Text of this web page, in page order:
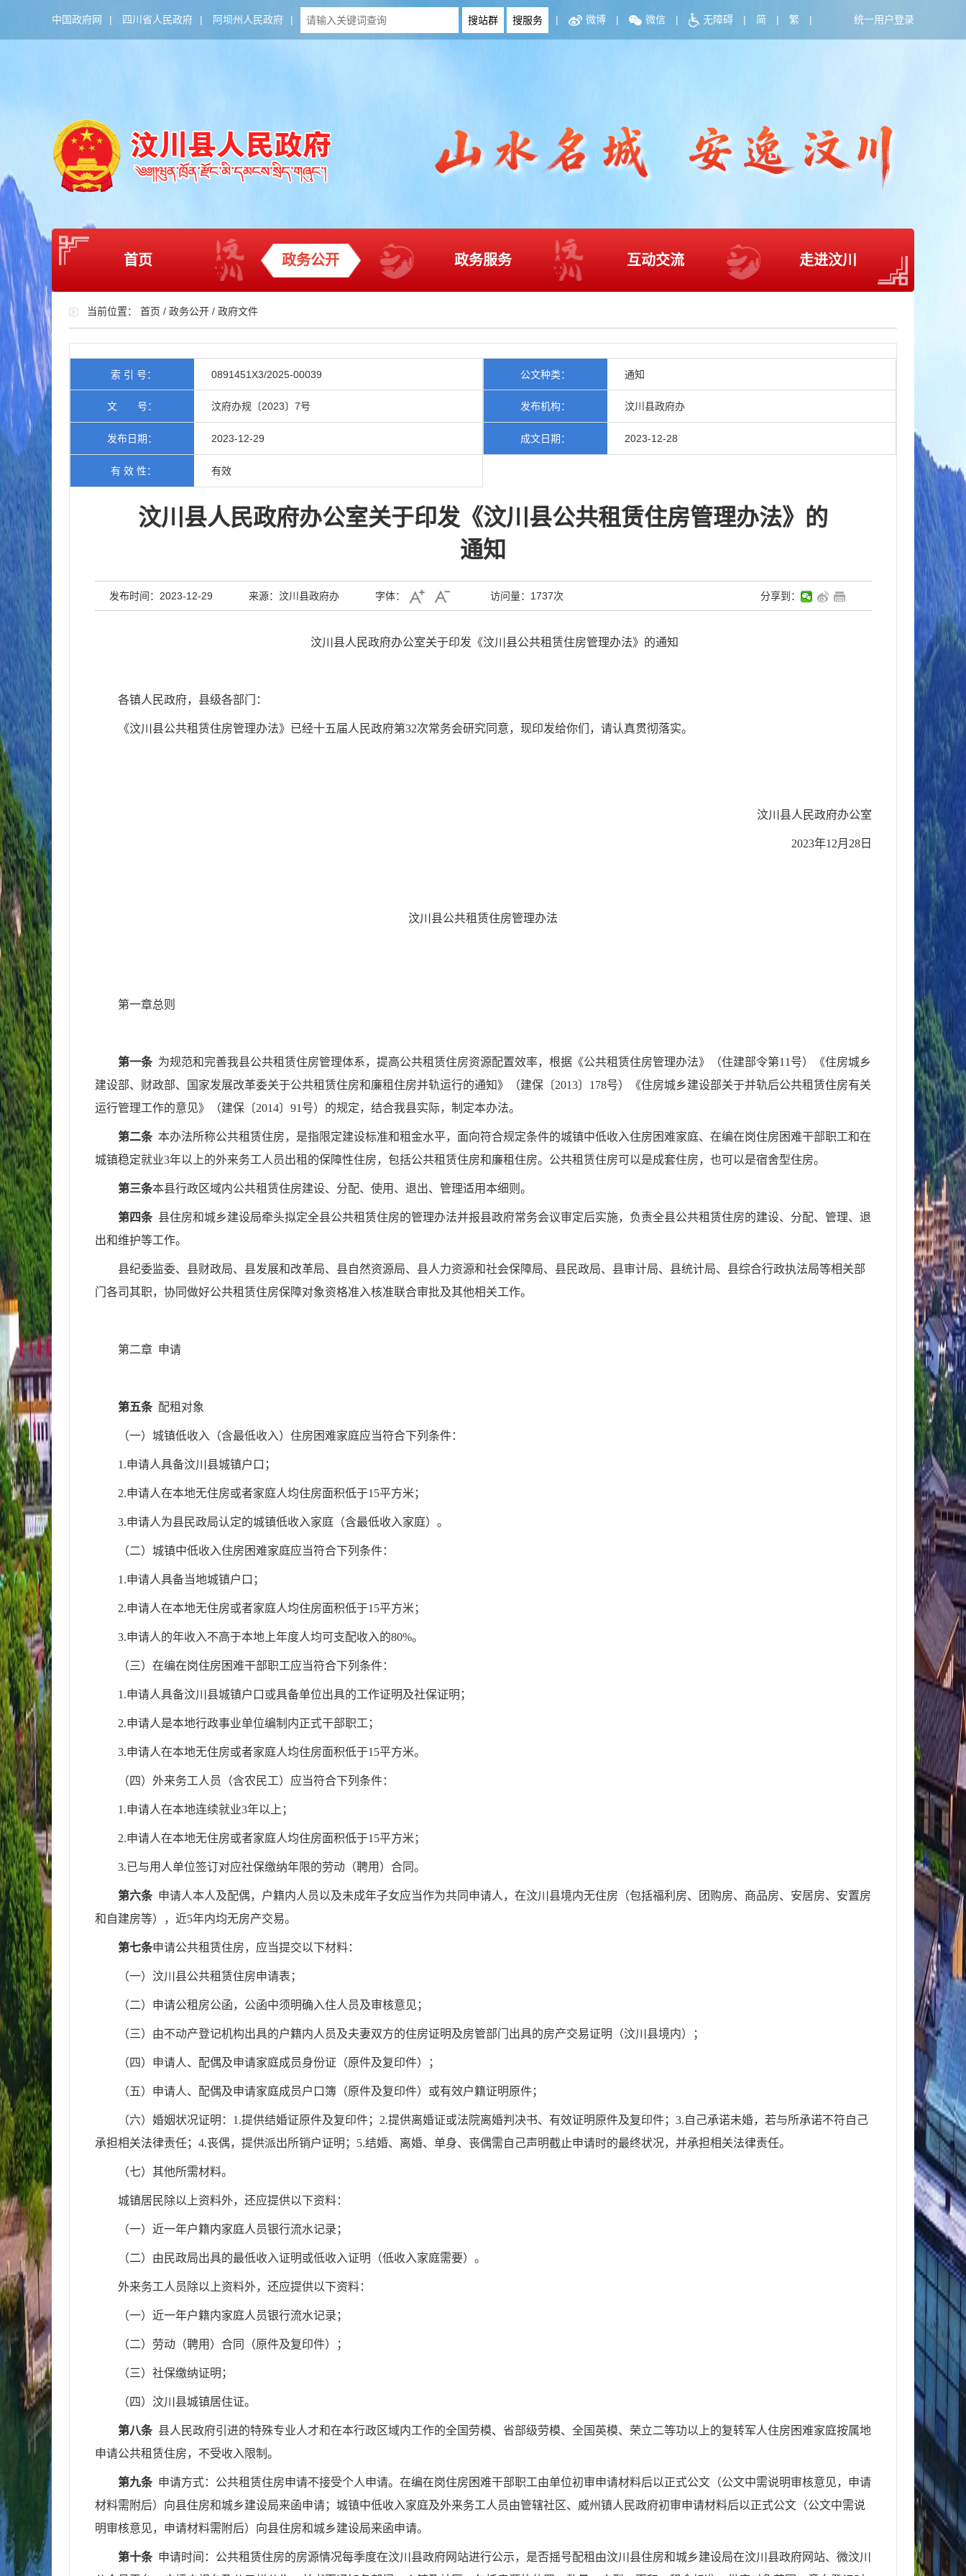
中国政府网 | 四川省人民政府 | 阿坝州人民政府 | | 微博 | 微信 | 无障碍 | 简 | 繁 | 统一用户登录
首页 政务公开 政务服务 互动交流 走进汶川
当前位置： 首页 / 政务公开 / 政府文件
索 引 号： 0891451X3/2025-00039 公文种类： 通知
文 号： 汶府办规〔2023〕7号 发布机构： 汶川县政府办
发布日期： 2023-12-29 成文日期： 2023-12-28
有 效 性： 有效
汶川县人民政府办公室关于印发《汶川县公共租赁住房管理办法》的
通知
发布时间：2023-12-29 来源：汶川县政府办 字体： 访问量： 1737次 分享到：
汶川县人民政府办公室关于印发《汶川县公共租赁住房管理办法》 的通知
各镇人民政府，县级各部门 ：
《汶川县公共租赁住房管理办法》 已经十五届人民政府第32次常务会研究同意，现印发给你们，请认真贯彻落实。
汶川县人民政府办公室
2023年12月 28日
汶川县公共租赁住房管理办法
第一章总则
第一条 为规范和完善我县公共租赁住房管理体系，提高公共租赁住房资源配置效率，根据《公共租赁住房管理办法》 （住建部令第11号）
《住房城乡
建设部、财政部、国家发展改革委关于公共租赁住房和廉租住房并轨运行的通知》（建保〔2013〕178号）《住房城乡建设部关于并轨后公共租赁住房有关
运行管理工作的意见》（建保〔2014〕91号）的规定，结合我县实际，制定本办法。
第二条 本办法所称公共租赁住房，是指限定建设标准和租金水平，面向符合规定条件的城镇中低收入住房困难家庭、 在编在岗住房困难干部职工和在
城镇稳定就业3年以上的外来务工人员出租的保障性住房， 包括公共租赁住房和廉租住房。公共租赁住房可以是成套住房，也可以是宿舍型住房。
第三条本县行政区域内公共租赁住房建设、 分配、使用、退出、管理适用本细则。
第四条 县住房和城乡建设局牵头拟定全县公共租赁住房的管理办法并报县政府常务会议审定后实施，负责全县公共租赁住房的建设、分配、管理、退
出和维护等工作。
县纪委监委、 县财政局、 县发展和改革局、县自然资源局、 县人力资源和社会保障局、 县民政局、 县审计局、 县统计局、 县综合行政执法局等相关部
门各司其职，协同做好公共租赁住房保障对象资格准入核准联合审批及其他相关工作。
第二章 申请
第五条 配租对象
（一）城镇低收入（含最低收入）住房困难家庭应当符合下列条件：
1.申请人具备汶川县城镇户口；
2.申请人在本地无住房或者家庭人均住房面积低于15平方米；
3.申请人为县民政局认定的城镇低收入家庭（含最低收入家庭）。
（二） 城镇中低收入住房困难家庭应当符合下列条件：
1.申请人具备当地城镇户口；
2.申请人在本地无住房或者家庭人均住房面积低于15平方米；
3.申请人的年收入不高于本地上年度人均可支配收入的80%。
（三） 在编在岗住房困难干部职工应当符合下列条件：
1.申请人具备汶川县城镇户口 或具备单位出具的工作证明及社保证明 ；
2.申请人是本地行政事业单位编制内正式干部职工 ；
3.申请人在本地无住房或者家庭人均住房面积低于15平方米。
（四）外来务工人员 （含农民工） 应当符合下列条件：
1.申请人在本地连续就业3年以上；
2.申请人在本地无住房或者家庭人均住房面积低于15平方米；
3.已与用人单位签订对应社保缴纳年限的劳动（聘用）合同。
第六条 申请人本人及配偶， 户籍内人员以及未成年子女应当作为共同申请人 ， 在汶川县境内无住房（包括福利房、团购房、商品房、安居房、安置房
和自建房等），近5年内均无房产交易。
第七条申请公共租赁住房，应当提交以下材料：
（一）汶川县公共租赁住房申请表；
（二）申请公租房公函， 公函中须明确入住人员及审核意见 ；
（三）由不动产登记机构出具的户籍内人员及夫妻双方的住房证明及房管部门出具的房产交易证明（汶川县境内）；
（四）申请人、配偶及申请家庭成员身份证（原件及复印件）；
（五）申请人、配偶及申请家庭成员户口簿（原件及复印件）或有效户籍证明原件；
（六）婚姻状况证明： 1.提供结婚证原件及复印件；2.提供离婚证或法 院离婚判决书、有效证明原件及复印件；3.自己承诺未婚， 若与所承诺不符自己
承担相关法律责任；4.丧偶， 提供派出所销户证明 ； 5.结婚、离婚、单身、丧偶需自己声明截止申请时的最终状况， 并承担相关法律责任。
（七） 其他所需材料。
城镇居民除以上资料外，还应提供以下资料：
（一） 近一年户籍内家庭人员银行流水记录；
（二） 由民政局出具的最低收入证明或低收入证明 （低收入家庭需要）。
外来务工人员除以上资料外，还应提供以下资料：
（一） 近一年户籍内家庭人员银行流水记录；
（二）劳动（聘用）合同（原件及复印件）；
（三）社保缴纳证明 ；
（四） 汶川县城镇居住证。
第八条 县人民政府引进的特殊专业人才和在本行政区域内工作的全国劳模、省部级劳模、全国英模、荣立二等功以上的复转军人住房困难家庭按属地
申请公共租赁住房，不受收入限制。
第九条 申请方式：公共租赁住房申请不接受个人申请。 在编在岗住房困难干部职工由单位初审申请材料后以正式公文（公文中需说明审核意见，申请
材料需附后）向县住房和城乡建设局来函申请；城镇中低收入家庭及外来务工人员由管辖社区、威州镇人民政府初审申请材料后以正式公文（公文中需说
明审核意见，申请材料需附后）向县住房和城乡建设局来函申请。
第十条 申请时间 ： 公共租赁住房的房源情况每季度在汶川县政府网站进行公示，是否摇号配租由汶川县住房和城乡建设局在汶川县政府网站、微汶川